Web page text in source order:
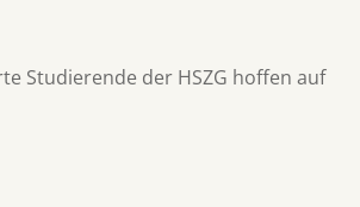
Studierende der HSZG hoffen auf